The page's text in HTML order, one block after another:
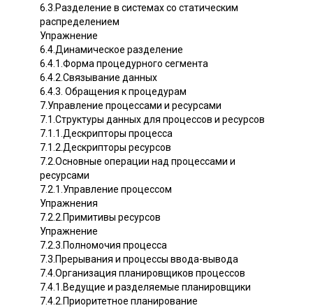
6.3.Разделение в системах со статическим
распределением
Упражнение
6.4.Динамическое разделение
6.4.1.Форма процедурного сегмента
6.4.2.Связывание данных
6.4.3. Обращения к процедурам
7.Управление процессами и ресурсами
7.1.Структуры данных для процессов и ресурсов
7.1.1.Дескрипторы процесса
7.1.2.Дескрипторы ресурсов
7.2.Основные операции над процессами и
ресурсами
7.2.1.Управление процессом
Упражнения
7.2.2.Примитивы ресурсов
Упражнение
7.2.3.Полномочия процесса
7.3.Прерывания и процессы ввода-вывода
7.4.Организация планировщиков процессов
7.4.1.Ведущие и разделяемые планировщики
7.4.2.Приоритетное планирование